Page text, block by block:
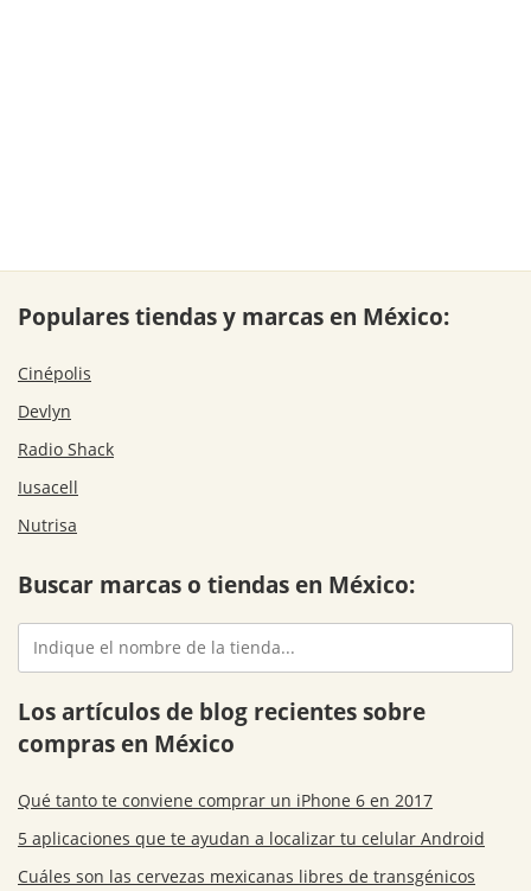
Populares tiendas y marcas en México:
Cinépolis
Devlyn
Radio Shack
Iusacell
Nutrisa
Buscar marcas o tiendas en México:
Los artículos de blog recientes sobre
compras en México
Qué tanto te conviene comprar un iPhone 6 en 2017
5 aplicaciones que te ayudan a localizar tu celular Android
Cuáles son las cervezas mexicanas libres de transgénicos